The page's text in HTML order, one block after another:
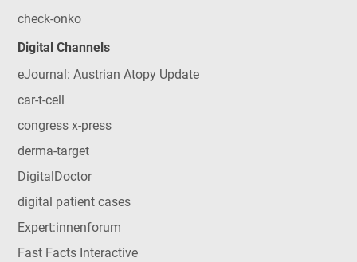
check-onko
Digital Channels
eJournal: Austrian Atopy Update
car-t-cell
congress x-press
derma-target
DigitalDoctor
digital patient cases
Expert:innenforum
Fast Facts Interactive